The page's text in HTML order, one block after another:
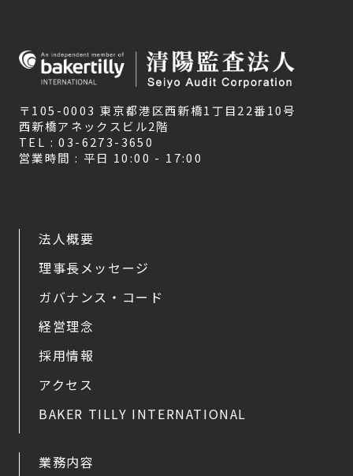
〒105-0003 東京都港区西新橋1丁目22番10号
西新橋アネックスビル2階
TEL : 03-6273-3650
営業時間 : 平日 10:00 - 17:00
法人概要
理事長メッセージ
ガバナンス・コード
経営理念
採用情報
アクセス
BAKER TILLY INTERNATIONAL
業務内容